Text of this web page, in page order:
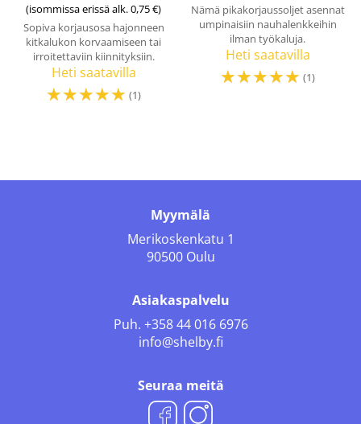
(isommissa erissä alk. 0,75 €)
Sopiva korjausosa hajonneen
kitkalukon korvaamiseen tai
irroitettaviin kiinnityksiin.
Heti saatavilla
☆☆☆☆☆ (1)
Nämä pikakorjaussoljet asennat
umpinaisiin nauhalenkkeihin
ilman työkaluja.
Heti saatavilla
☆☆☆☆☆ (1)
Myymälä
Merikoskenkatu 1
90500 Oulu
Asiakaspalvelu
Puh. +358 44 016 6976
info@shelby.fi
Seuraa meitä